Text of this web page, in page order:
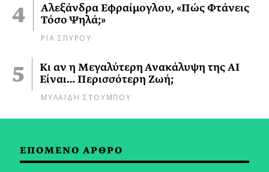
Αλεξάνδρα Εφραίμογλου, «Πώς Φτάνεις
Τόσο Ψηλά;»
ΡΙΑ ΣΠΥΡΟΥ
Κι αν η Μεγαλύτερη Ανακάλυψη της AI
Είναι… Περισσότερη Ζωή;
ΜΥΛΑΙΔΗ ΣΤΟΥΜΠΟΥ
ΕΠΟΜΕΝΟ ΑΡΘΡΟ